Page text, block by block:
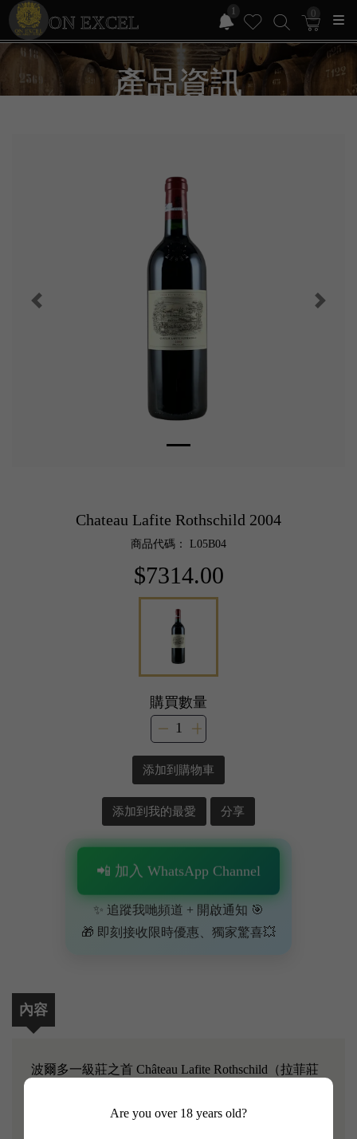
ON EXCEL
1 0
Are you over 18 years old?
產品資訊
Chateau Lafite Rothschild 2004
商品代碼： L05B04
$7314.00
購買數量
添加到購物車
添加到我的最愛 分享
📲 加入 WhatsApp Channel
✨ 追蹤我哋頻道 + 開啟通知 🎯
🎁 即刻接收限時優惠、獨家驚喜💥
內容
波爾多一級莊之首 Château Lafite Rothschild（拉菲莊
一個非常傳統、結構嚴謹嘅波爾多年份，呢支酒完美